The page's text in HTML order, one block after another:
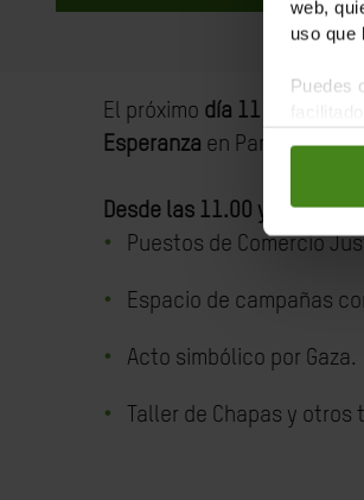
web,
uso que
Puedes
El próximo día 11 de
Esperanza en Pamplona-
Desde las 11.00 y hasta
Puestos de Comercio
Espacio de campañas
Acto simbólico por Gaza.
Taller de Chapas y